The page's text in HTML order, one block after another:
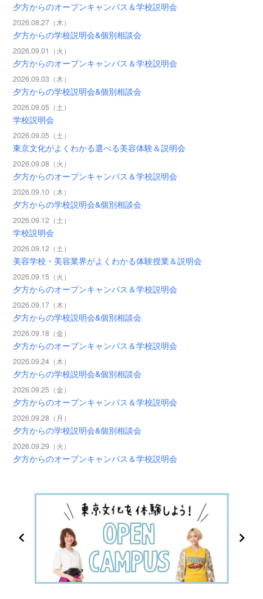
夕方からのオープンキャンパス＆学校説明会
2026.08.27（木）
夕方からの学校説明会&個別相談会
2026.09.01（火）
夕方からのオープンキャンパス＆学校説明会
2026.09.03（木）
夕方からの学校説明会&個別相談会
2026.09.05（土）
学校説明会
2026.09.05（土）
東京文化がよくわかる選べる美容体験＆説明会
2026.09.08（火）
夕方からのオープンキャンパス＆学校説明会
2026.09.10（木）
夕方からの学校説明会&個別相談会
2026.09.12（土）
学校説明会
2026.09.12（土）
美容学校・美容業界がよくわかる体験授業＆説明会
2026.09.15（火）
夕方からのオープンキャンパス＆学校説明会
2026.09.17（木）
夕方からの学校説明会&個別相談会
2026.09.18（金）
夕方からのオープンキャンパス＆学校説明会
2026.09.24（木）
夕方からの学校説明会&個別相談会
2026.09.25（金）
夕方からのオープンキャンパス＆学校説明会
2026.09.28（月）
夕方からの学校説明会&個別相談会
2026.09.29（火）
夕方からのオープンキャンパス＆学校説明会